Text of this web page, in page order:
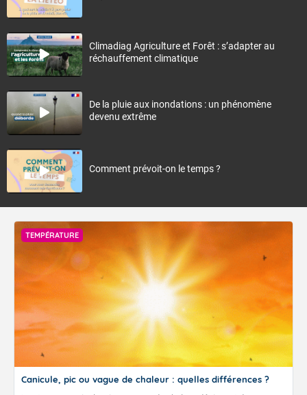
Climadiag Agriculture et Forêt : s’adapter au
réchauffement climatique
De la pluie aux inondations : un phénomène
devenu extrême
Comment prévoit-on le temps ?
TEMPÉRATURE
Canicule, pic ou vague de chaleur : quelles différences ?